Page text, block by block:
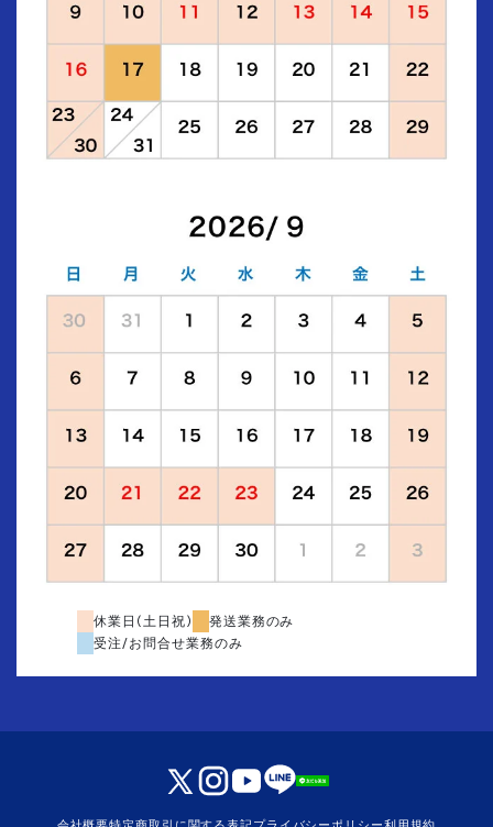
休業日(土日祝)
発送業務のみ
受注/お問合せ業務のみ